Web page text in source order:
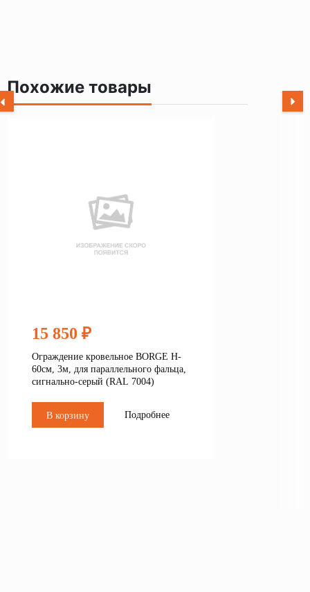
Похожие товары
15 850 ₽
Ограждение кровельное BORGE H-
60см, 3м, для параллельного фальца,
сигнально-серый (RAL 7004)
В корзину Подробнее